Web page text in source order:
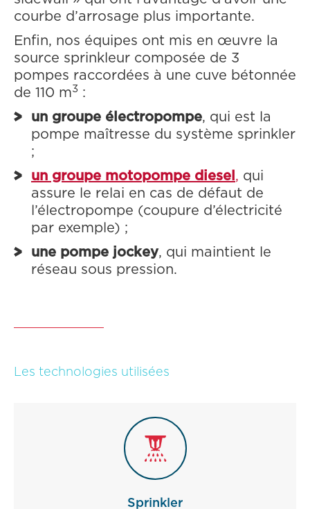
courbe d’arrosage plus importante.
Enfin, nos équipes ont mis en œuvre la
source sprinkleur composée de 3
pompes raccordées à une cuve bétonnée
de 110 m3 :
un groupe électropompe, qui est la
pompe maîtresse du système sprinkler
;
un groupe motopompe diesel , qui
assure le relai en cas de défaut de
l’électropompe (coupure d’électricité
par exemple) ;
une pompe jockey, qui maintient le
réseau sous pression.
Les technologies utilisées
Sprinkler